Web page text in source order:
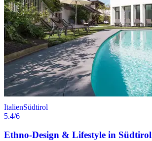
ItalienSüdtirol
5.4/6
Ethno-Design & Lifestyle in Südtirol